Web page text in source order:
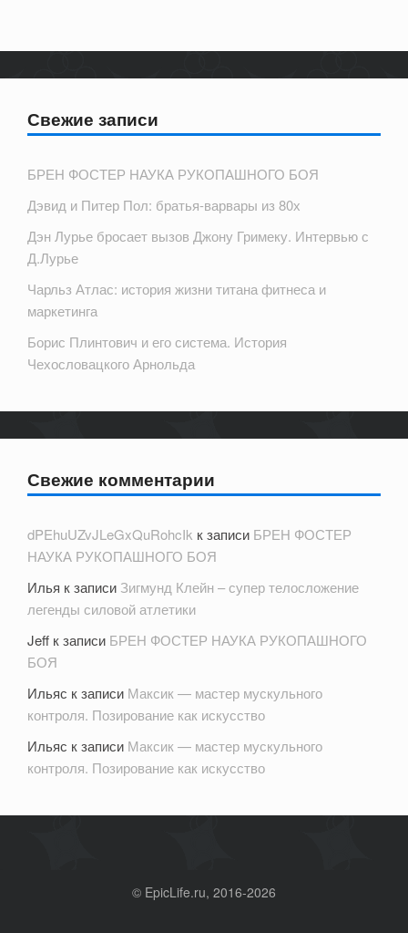
Свежие записи
БРЕН ФОСТЕР НАУКА РУКОПАШНОГО БОЯ
Дэвид и Питер Пол: братья-варвары из 80х
Дэн Лурье бросает вызов Джону Гримеку. Интервью с
Д.Лурье
Чарльз Атлас: история жизни титана фитнеса и
маркетинга
Борис Плинтович и его система. История
Чехословацкого Арнольда
Свежие комментарии
dPEhuUZvJLeGxQuRohcIk к записи БРЕН ФОСТЕР
НАУКА РУКОПАШНОГО БОЯ
Илья к записи Зигмунд Клейн – супер телосложение
легенды силовой атлетики
Jeff к записи БРЕН ФОСТЕР НАУКА РУКОПАШНОГО
БОЯ
Ильяс к записи Максик — мастер мускульного
контроля. Позирование как искусство
Ильяс к записи Максик — мастер мускульного
контроля. Позирование как искусство
© EpicLife.ru, 2016-2026